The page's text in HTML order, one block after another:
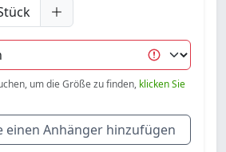
um die Größe zu finden, klicken Sie
einen Anhänger hinzufügen